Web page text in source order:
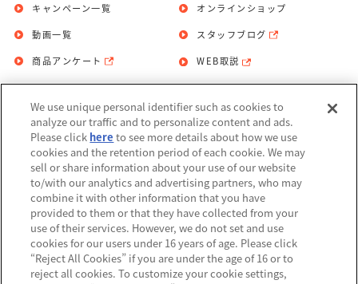
キャンペーン一覧
動画一覧
商品アンケート
オンラインショップ
スタッフブログ
WEB取説
お問い合わせ 個人情報保護方針
利用規約
Do Not Sell or Share My Personal
Information
アレルギー情報
We use unique personal identifier such as cookies to
analyze our traffic and to personalize content and ads.
Please click here to see more details about how we use
cookies and the retention period of each cookie. We may
sell or share information about your use of our website
to/with our analytics and advertising partners, who may
combine it with other information that you have
provided to them or that they have collected from your
use of their services. However, we do not set and use
cookies for our users under 16 years of age. Please click
“Reject All Cookies” if you are under the age of 16 or to
reject all cookies. To customize your cookie settings,